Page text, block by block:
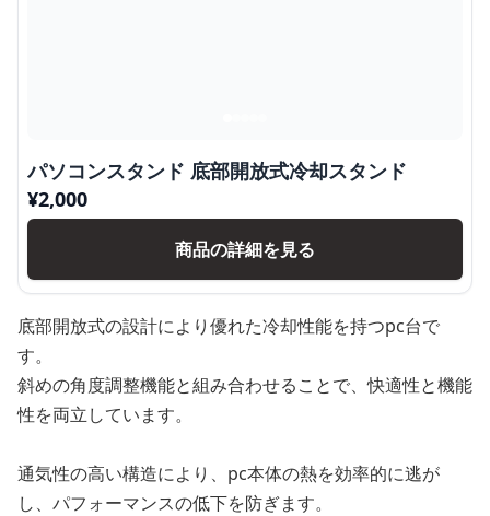
パソコンスタンド 底部開放式冷却スタンド
¥2,000
商品の詳細を見る
底部開放式の設計により優れた冷却性能を持つpc台で
す。
斜めの角度調整機能と組み合わせることで、快適性と機能
性を両立しています。
通気性の高い構造により、pc本体の熱を効率的に逃が
し、パフォーマンスの低下を防ぎます。